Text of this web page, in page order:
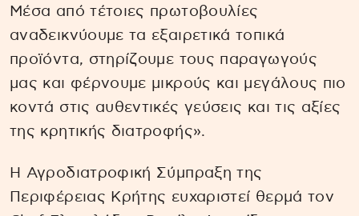
Μέσα από τέτοιες πρωτοβουλίες
αναδεικνύουμε τα εξαιρετικά τοπικά
προϊόντα, στηρίζουμε τους παραγωγούς
μας και φέρνουμε μικρούς και μεγάλους πιο
κοντά στις αυθεντικές γεύσεις και τις αξίες
της κρητικής διατροφής».
Η Αγροδιατροφική Σύμπραξη της
Περιφέρειας Κρήτης ευχαριστεί θερμά τον